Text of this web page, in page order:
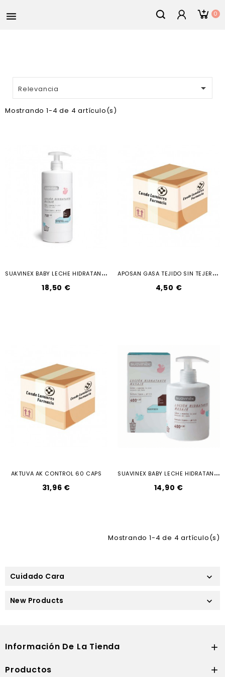
 0
Relevancia 
Mostrando 1-4 de 4 artículo(s)
S
UAVINEX BABY LECHE HIDRATANTE...
18,50 €
A
POSAN GASA TEJIDO SIN TEJER 50 U
4,50 €
AKTUVA AK CONTROL 60 CAPS
31,96 €
S
UAVINEX BABY LECHE HIDRATANTE...
14,90 €
Mostrando 1-4 de 4 artículo(s)
Cuidado Cara 
New Products 
Información De La Tienda 
Productos 